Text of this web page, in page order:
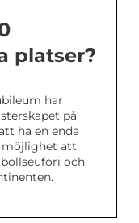
platser?
har
på
ha en enda
möjlighet att
och